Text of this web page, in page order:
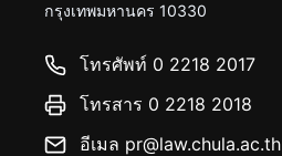
กรุงเทพมหานคร 10330
โทรศัพท์ 0 2218 2017
โทรสาร 0 2218 2018
อีเมล pr@law.chula.ac.th